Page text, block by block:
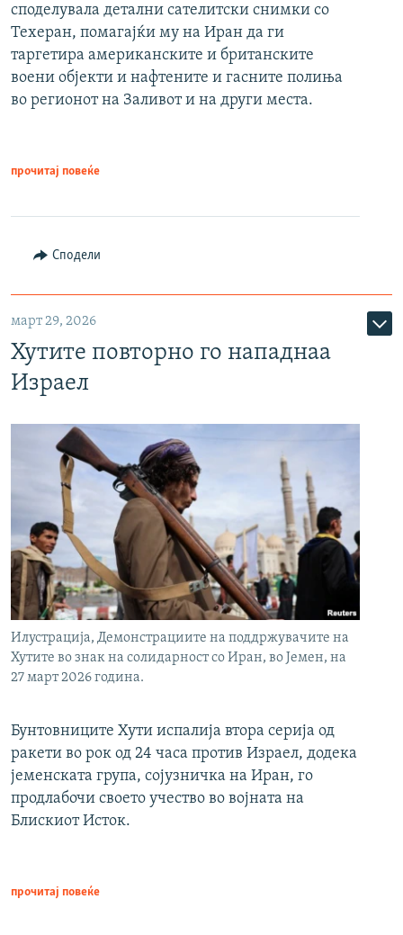
споделувала детални сателитски снимки со
Техеран, помагајќи му на Иран да ги
таргетира американските и британските
воени објекти и нафтените и гасните полиња
во регионот на Заливот и на други места.
прочитај повеќе
Сподели
март 29, 2026
Хутите повторно го нападнаа
Израел
Илустрација, Демонстрациите на поддржувачите на
Хутите во знак на солидарност со Иран, во Јемен, на
27 март 2026 година.
Бунтовниците Хути испалија втора серија од
ракети во рок од 24 часа против Израел, додека
јеменската група, сојузничка на Иран, го
продлабочи своето учество во војната на
Блискиот Исток.
прочитај повеќе